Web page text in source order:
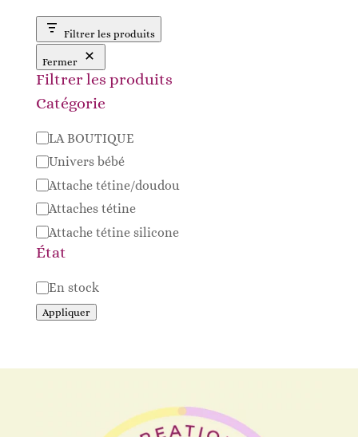
Filtrer les produits
Fermer
Filtrer les produits
Catégorie
Catégorie
LA BOUTIQUE
Univers bébé
Attache tétine/doudou
Attaches tétine
Attache tétine silicone
État
Disponibilité
En stock
Appliquer